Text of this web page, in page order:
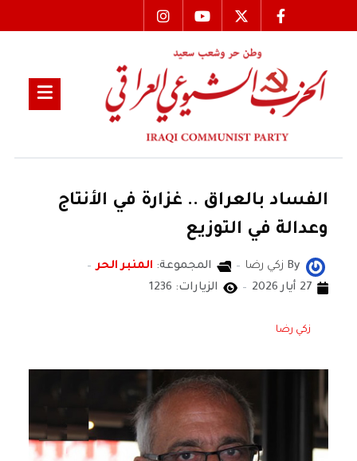
الفساد بالعراق .. غزارة في الأنتاج
وعدالة في التوزيع
By زكي رضا المجموعة: المنبر الحر
27 أيار 2026
الزيارات: 1236
زكي رضا